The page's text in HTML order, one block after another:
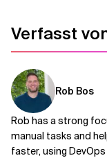
Verfasst
Rob Bos
Rob has a strong
manual tasks and
faster, using